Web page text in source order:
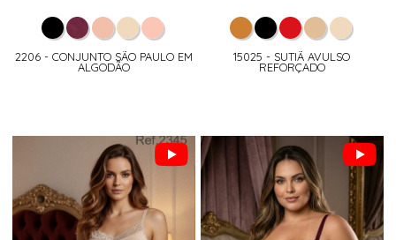
2206 - CONJUNTO SÃO PAULO EM
ALGODÃO
15025 - SUTIÃ AVULSO
REFORÇADO